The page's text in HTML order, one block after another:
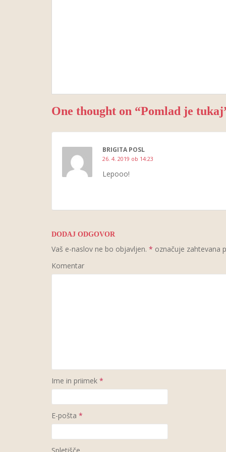
One thought on “Pomlad je tukaj
BRIGITA POSL
26. 4. 2019 ob 14:23
Lepooo!
DODAJ ODGOVOR
Vaš e-naslov ne bo objavljen. * označuje zahtevana
Komentar
Ime in priimek *
E-pošta *